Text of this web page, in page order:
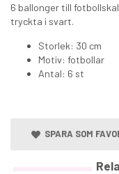
6 ballonger till
tryckta i svart.
Storlek: 30 cm
Motiv: fotbollar
Antal: 6 st
SPARA SOM